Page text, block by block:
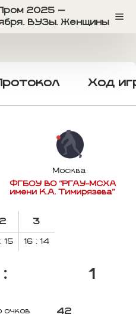
2025 —
ВУЗы. Женщины
Ход
Москва
ФГБОУ ВО "РГАУ-МСХА
имени К.А. Тимирязева"
2
15
3
16 : 14
: 1
очков 42